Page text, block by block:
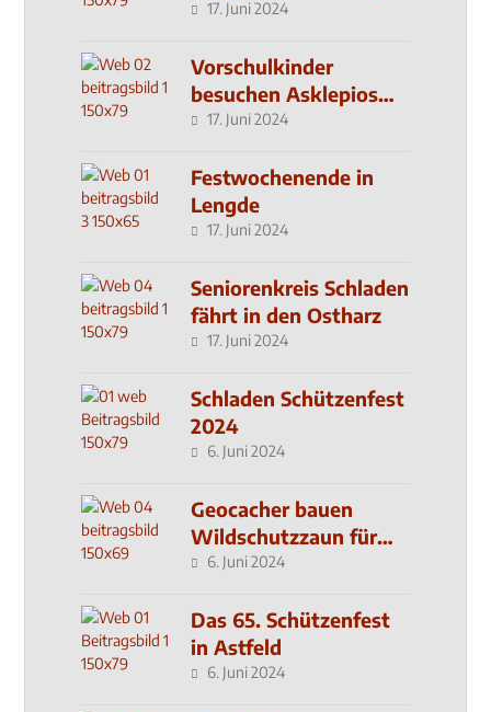
seit 2019
17. Juni 2024
Vorschulkinder
besuchen Asklepios
Klinik
17. Juni 2024
Festwochenende in
Lengde
17. Juni 2024
Seniorenkreis Schladen
fährt in den Ostharz
17. Juni 2024
Schladen Schützenfest
2024
6. Juni 2024
Geocacher bauen
Wildschutzzaun für
den MachMit! Wald
6. Juni 2024
Das 65. Schützenfest
in Astfeld
6. Juni 2024